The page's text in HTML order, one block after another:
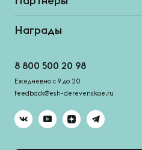
Награды
8 800 500 20 98
Ежедневно с 9 до 20
feedback@esh-derevenskoe.ru